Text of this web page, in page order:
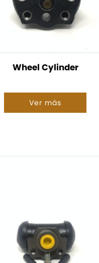
Wheel Cylinder
Ver más